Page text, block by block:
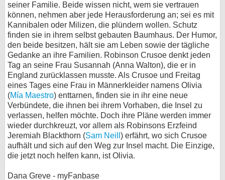
seiner Familie. Beide wissen nicht, wem sie vertrauen
können, nehmen aber jede Herausforderung an; sei es mit
Kannibalen oder Milizen, die plündern wollen. Schutz
finden sie in ihrem selbst gebauten Baumhaus. Der Humor,
den beide besitzen, hält sie am Leben sowie der tägliche
Gedanke an ihre Familien. Robinson Crusoe denkt jeden
Tag an seine Frau Susannah (Anna Walton), die er in
England zurücklassen musste. Als Crusoe und Freitag
eines Tages eine Frau in Männerkleider namens Olivia
(Mía Maestro) enttarnen, finden sie in ihr eine neue
Verbündete, die ihnen bei ihrem Vorhaben, die Insel zu
verlassen, helfen möchte. Doch ihre Pläne werden immer
wieder durchkreuzt, vor allem als Robinsons Erzfeind
Jeremiah Blackthorn (Sam Neill ) erfährt, wo sich Crusoe
aufhält und sich auf den Weg zur Insel macht. Die Einzige,
die jetzt noch helfen kann, ist Olivia.
Dana Greve - myFanbase
Datenschutz
Cookie-Einstellungen
Impressum
Desktop-Ansicht
myFanbase